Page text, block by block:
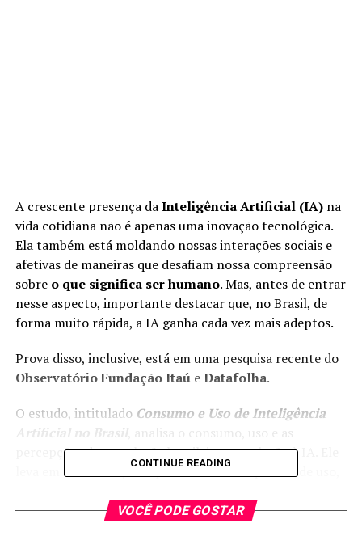
A crescente presença daInteligência Artificial (IA)na
vida cotidiana não é apenas uma inovação tecnológica.
Ela também está moldando nossas interações sociais e
afetivas de maneiras que desafiam nossa compreensão
sobre o que significa ser humano. Mas, antes de entrar
nesse aspecto, importante destacar que, no Brasil, de
forma muito rápida, a IA ganha cada vez mais adeptos.
Prova disso, inclusive, está em uma pesquisa recente do
Observatório Fundação Itaú eDatafolha.
O estudo, intitulado Consumo e Uso de Inteligência
Artificial no Brasil
percepções da população brasileira em relação à IA. Ele
leva em consideração aspectos como frequência de uso,
expectativas sobre o futuro e as diferentes
CONTINUE READING
VOCÊ PODE GOSTAR